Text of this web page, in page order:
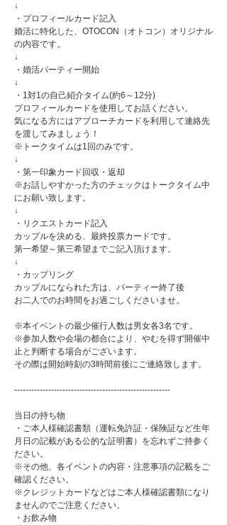
↓
・プロフィールカード記入
婚活に特化した、OTOCON（オトコン）オリジナル
の内容です。
↓
・婚活パーティー開始
↓
・1対1の自己紹介タイム(約6～12分)
プロフィールカードを使用してお話ください。
気になる方にはアプローチカードを利用して連絡先
を渡してみましょう！
※トークタイムは1回のみです。
↓
・第一印象カード回収・返却
※お話しやすかった方のチェックはトークタイム中
にお願い致します。
↓
・リクエストカード記入
カップルを決める、最終投票カードです。
第一希望～第三希望までご記入頂けます。
↓
・カップリング
カップルになられた方は、パーティー終了後
お二人でのお時間をお過ごしくださいませ。
※本イベントの最少催行人数は男女各3名です。
※参加人数や会場の都合により、やむを得ず開催中
止と判断する場合がございます。
その際は開始時刻の3時間前後にご連絡致します。
-------------------------------------------------------
当日の持ち物
・ご本人様確認書類（運転免許証・保険証など生年
月日の記載がある公的な証明書）を忘れずご持参く
ださい。
※その他、各イベントの内容・注意事項の記載をご
確認ください。
※クレジットカードなどはご本人様確認書類になり
ませんのでご注意ください。
・お飲み物